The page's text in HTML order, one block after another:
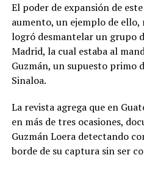
El poder de expansión de
aumento, un ejemplo de
logró desmantelar un grupo
Madrid, la cual estaba al
Guzmán, un supuesto primo
Sinaloa.
La revista agrega que en
en más de tres ocasiones,
Guzmán Loera detectando
borde de su captura sin ser